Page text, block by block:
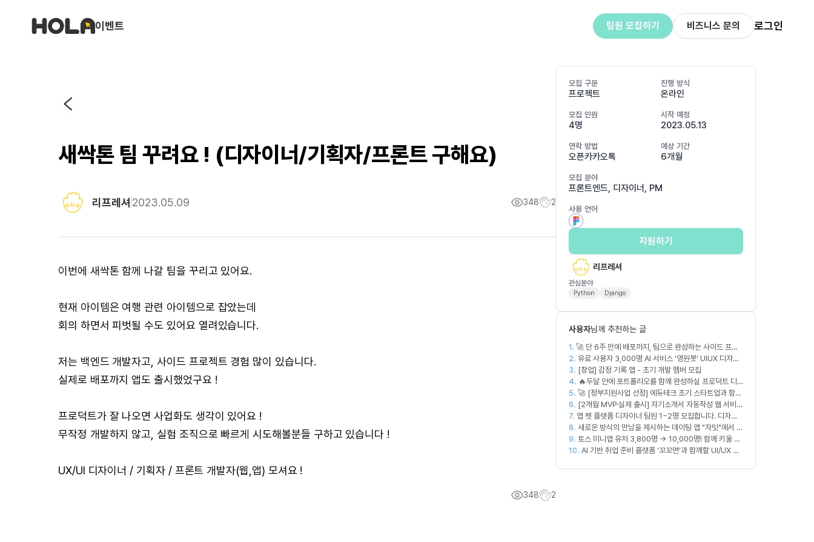
이벤트 팀원 모집하기 비즈니스 문의 로그인
새싹톤 팀 꾸려요 ! (디자이너/기획자/프론트 구해요)
리프레셔 2023.05.09 348 2
이번에 새싹톤 함께 나갈 팀을 꾸리고 있어요.
현재 아이템은 여행 관련 아이템으로 잡았는데
회의 하면서 피벗될 수도 있어요 열려있습니다.
저는 백엔드 개발자고, 사이드 프로젝트 경험 많이 있습니다.
실제로 배포까지 앱도 출시했었구요 !
프로덕트가 잘 나오면 사업화도 생각이 있어요 !
무작정 개발하지 않고, 실험 조직으로 빠르게 시도해볼분들 구하고 있습니다 !
UX/UI 디자이너 / 기획자 / 프론트 개발자(웹,앱) 모셔요 !
348 2
모집 구분
프로젝트
진행 방식
온라인
모집 인원
4명
시작 예정
2023.05.13
연락 방법
오픈카카오톡
예상 기간
6개월
모집 분야
프론트엔드, 디자이너, PM
사용 언어
지원하기
리프레셔
관심분야
Python Django
사용자님께 추천하는 글
1. 🚀 단 6주 만에 배포까지, 팀으로 완성하는 사이드 프로
젝트 [스위프 웹 15기] 🚀
2. 유료 사용자 3,000명 AI 서비스 '영원봇' UIUX 디자인
팀원 모집
3. [창업] 감정 기록 앱 - 초기 개발 멤버 모집
4. 🔥두달 안에 포트폴리오를 함께 완성하실 프로덕트 디
자이너를 찾습니다!🔥
5. 🚀 [정부지원사업 선정] 에듀테크 초기 스타트업과 함께
할 디자이너/기획자/마케터 크루 모집합니다!
6. [2개월 MVP·실제 출시] 자기소개서 자동작성 웹 서비스
디자이너·프론트엔드·백엔드·AI 엔지니어 모집
7. 앱 펫 플랫폼 디자이너 팀원 1~2명 모집합니다. 디자인
범위는 한분씩 아바타 디자인,앱 디자인 맡습니다 혼자서
둘다 하셔도 합니다!
8. 새로운 방식의 만남을 제시하는 데이팅 앱 "자밋"에서 개
발자를 모십니다.
9. 토스 미니앱 유저 3,800명 → 10,000명! 함께 키울 마
케터 모집
10. AI 기반 취업 준비 플랫폼 '꼬꼬면'과 함께할 UI/UX 디